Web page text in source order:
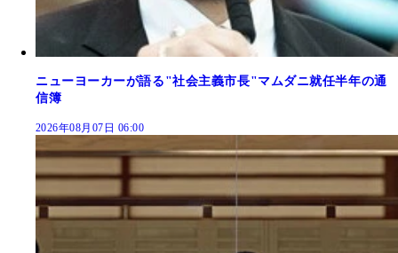
ニューヨーカーが語る"社会主義市長"マムダニ就任半年の通
信簿
2026年08月07日 06:00